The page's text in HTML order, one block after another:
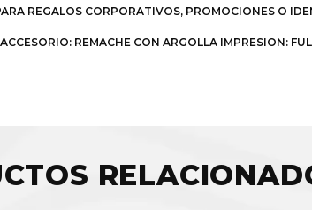
REGALOS CORPORATIVOS, PROMOCIONES O
REMACHE CON ARGOLLA IMPRESION: